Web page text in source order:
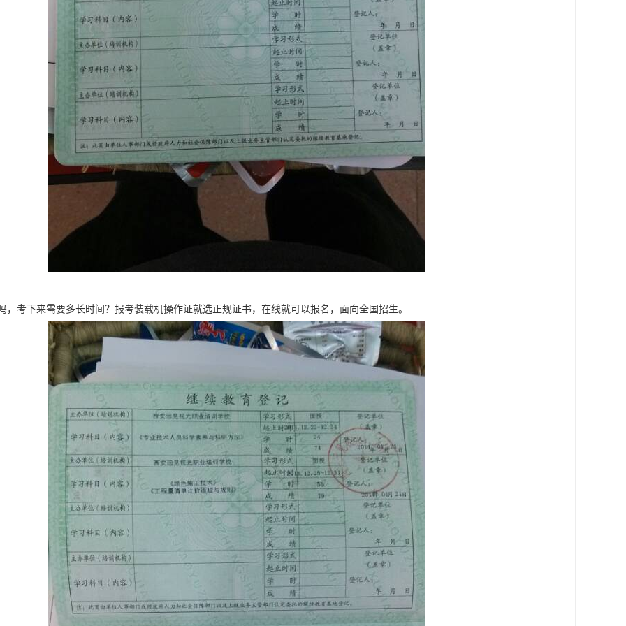
，考下来需要多长时间？报考装载机操作证就选正规证书，在线就可以报名，面向全国招生。